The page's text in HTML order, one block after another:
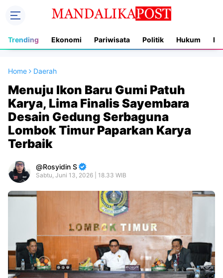
Trending Ekonomi Pariwisata Politik Hukum
Home Daerah
Menuju Ikon Baru Gumi Patuh
Karya, Lima Finalis Sayembara
Desain Gedung Serbaguna
Lombok Timur Paparkan Karya
Terbaik
Rosyidin S
Sabtu, Juni 13, 2026 | 18.33 WIB